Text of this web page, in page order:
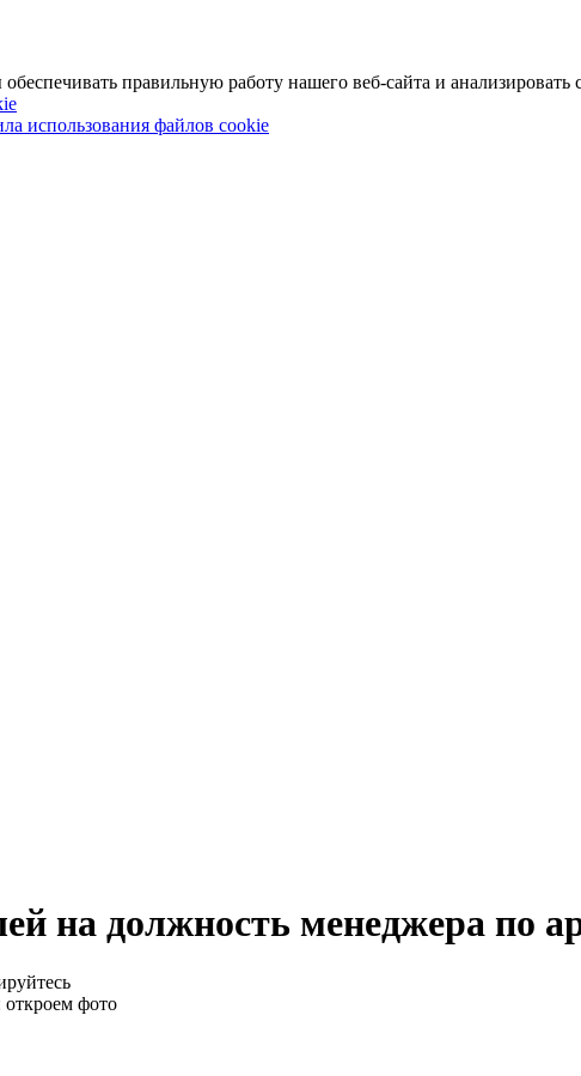
правильную работу нашего веб-сайта и анализировать
использования файлов cookie
на должность менеджера по
фото